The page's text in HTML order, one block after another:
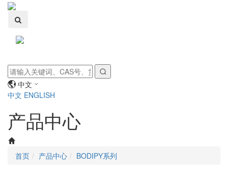
中文
中文 ENGLISH
产品中心
首页 产品中心 BODIPY系列